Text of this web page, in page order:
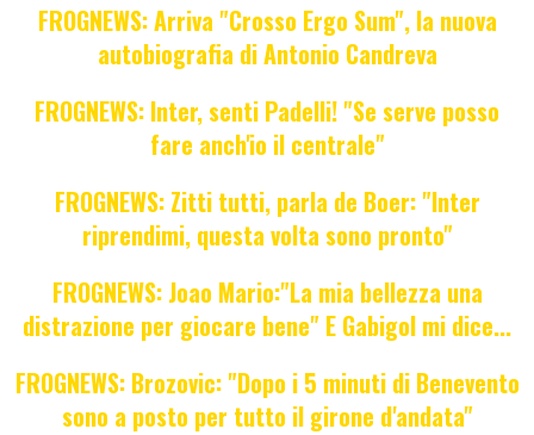
FROGNEWS: Arriva "Crosso Ergo Sum", la nuova
autobiografia di Antonio Candreva
FROGNEWS: Inter, senti Padelli! "Se serve posso
fare anch'io il centrale"
FROGNEWS: Zitti tutti, parla de Boer: "Inter
riprendimi, questa volta sono pronto"
FROGNEWS: Joao Mario:"La mia bellezza una
distrazione per giocare bene" E Gabigol mi dice...
FROGNEWS: Brozovic: "Dopo i 5 minuti di Benevento
sono a posto per tutto il girone d'andata"